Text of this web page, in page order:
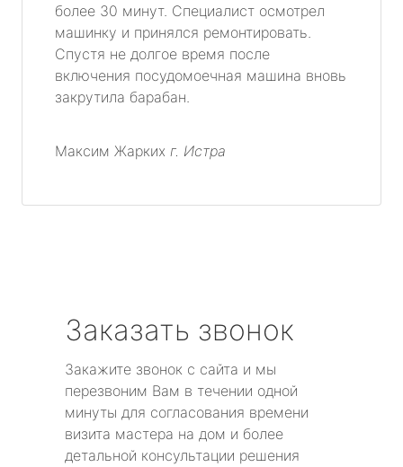
более 30 минут. Специалист осмотрел
машинку и принялся ремонтировать.
Спустя не долгое время после
включения посудомоечная машина вновь
закрутила барабан.
Максим Жарких г. Истра
Заказать звонок
Закажите звонок с сайта и мы
перезвоним Вам в течении одной
минуты для согласования времени
визита мастера на дом и более
детальной консультации решения